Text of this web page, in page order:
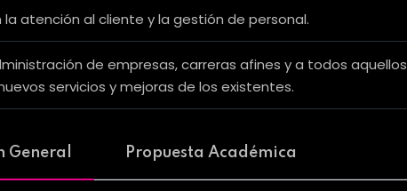
atención al cliente y la gestión de personal.
de empresas, carreras afines y a todos aquellos
servicios y mejoras de los existentes.
General Propuesta Académica